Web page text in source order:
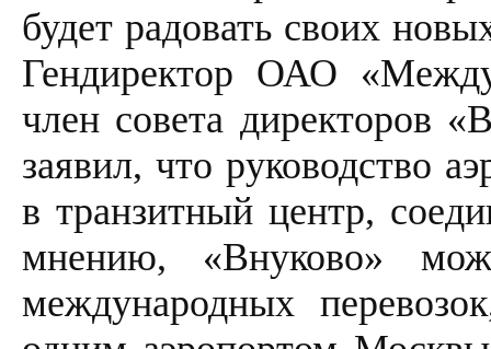
будет радовать своих
Гендиректор ОАО
член совета директоров
заявил, что руководство
в транзитный центр,
мнению, «Внуково»
международных